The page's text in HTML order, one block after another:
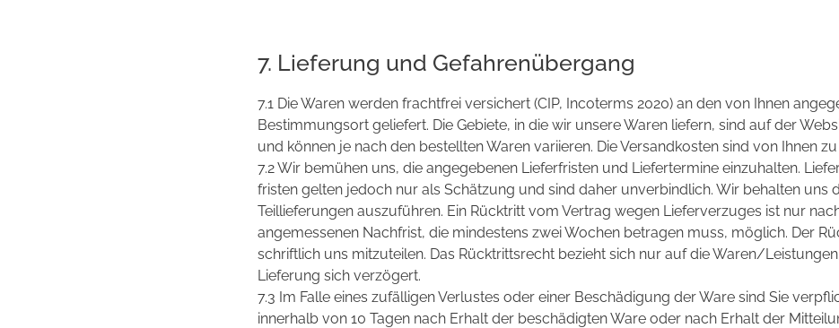
7. Lieferung und Gefahrenübergang
7.1 Die Waren werden frachtfrei versichert (CIP, Incoterms 2020) an den von Ihnen
Bestimmungsort geliefert. Die Gebiete, in die wir unsere Waren liefern, sind auf der
und können je nach den bestellten Waren variieren. Die Versandkosten sind von Ihnen
7.2 Wir bemühen uns, die angegebenen Lieferfristen und Liefertermine einzuhalten.
fristen gelten jedoch nur als Schätzung und sind daher unverbindlich. Wir behalten uns
Teillieferungen auszuführen. Ein Rücktritt vom Vertrag wegen Lieferverzuges ist nur
angemessenen Nachfrist, die mindestens zwei Wochen betragen muss, möglich. Der
schriftlich uns mitzuteilen. Das Rücktrittsrecht bezieht sich nur auf die Waren/
Lieferung sich verzögert.
7.3 Im Falle eines zufälligen Verlustes oder einer Beschädigung der Ware sind Sie
innerhalb von 10 Tagen nach Erhalt der beschädigten Ware oder nach Erhalt der